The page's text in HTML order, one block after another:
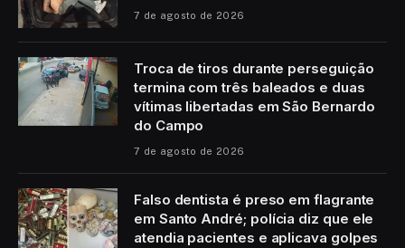
7 de agosto de 2026
Troca de tiros durante perseguição
termina com três baleados e duas
vítimas libertadas em São Bernardo
do Campo
7 de agosto de 2026
Falso dentista é preso em flagrante
em Santo André; polícia diz que ele
atendia pacientes e aplicava golpes